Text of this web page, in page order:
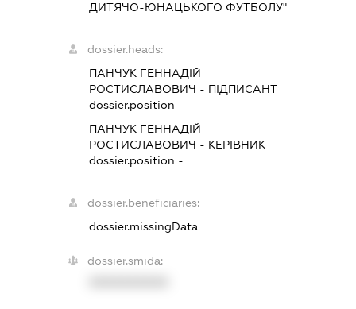
ДИТЯЧО-ЮНАЦЬКОГО ФУТБОЛУ"
dossier.heads:
ПАНЧУК ГЕННАДІЙ
РОСТИСЛАВОВИЧ - ПІДПИСАНТ
dossier.position -
ПАНЧУК ГЕННАДІЙ
РОСТИСЛАВОВИЧ - КЕРІВНИК
dossier.position -
dossier.beneficiaries:
dossier.missingData
dossier.smida: